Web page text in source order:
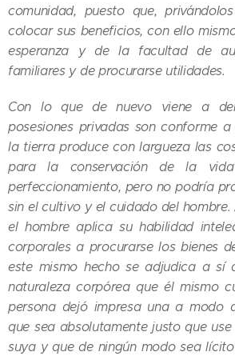
comunidad, puesto que,
colocar sus beneficios, con ello
esperanza y de la facultad de
familiares y de procurarse utilidades.
Con lo que de nuevo viene a
posesiones privadas son conforme a
la tierra produce con largueza las
para la conservación de la
perfeccionamiento, pero no podría
sin el cultivo y el cuidado del
el hombre aplica su habilidad
corporales a procurarse los bienes
este mismo hecho se adjudica a sí
naturaleza corpórea que él mismo
persona dejó impresa una a modo
que sea absolutamente justo que
suya y que de ningún modo sea